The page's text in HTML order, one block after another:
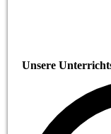
Unsere